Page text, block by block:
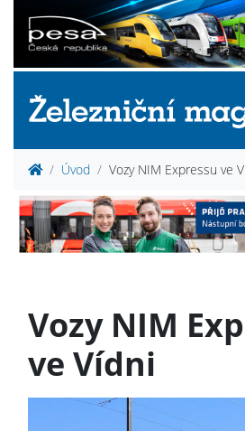
Úvod Vozy NIM Expressu ve
Vozy NIM
ve Vídni